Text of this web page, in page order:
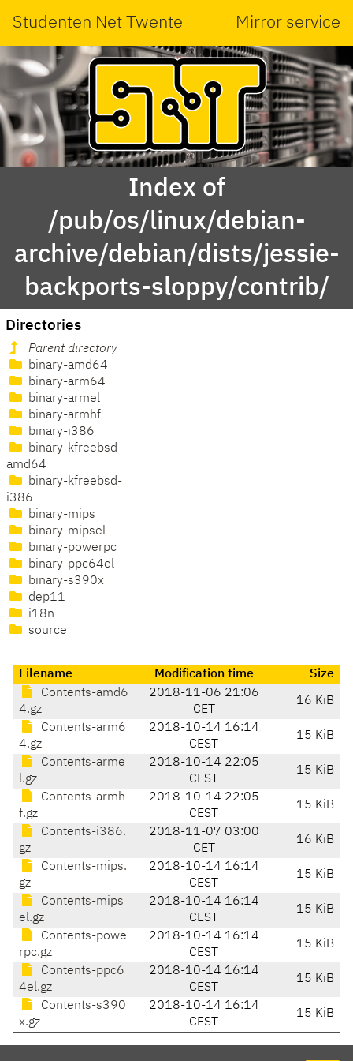
Studenten Net Twente Mirror service
Index of
/pub/os/linux/debian-
archive/debian/dists/jessie-
backports-sloppy/contrib/
Directories
Parent directory
binary-amd64
binary-arm64
binary-armel
binary-armhf
binary-i386
binary-kfreebsd-
amd64
binary-kfreebsd-
i386
binary-mips
binary-mipsel
binary-powerpc
binary-ppc64el
binary-s390x
dep11
i18n
source
Filename Modification time
Size
Contents-amd6
4.gz
2018-11-06 21:06
CET
16 KiB
Contents-arm6
4.gz
2018-10-14 16:14
CEST
15 KiB
Contents-arme
l.gz
2018-10-14 22:05
CEST
15 KiB
Contents-armh
f.gz
2018-10-14 22:05
CEST
15 KiB
Contents-i386.
gz
2018-11-07 03:00
CET
16 KiB
Contents-mips.
gz
2018-10-14 16:14
CEST
15 KiB
Contents-mips
el.gz
2018-10-14 16:14
CEST
15 KiB
Contents-powe
rpc.gz
2018-10-14 16:14
CEST
15 KiB
Contents-ppc6
4el.gz
2018-10-14 16:14
CEST
15 KiB
Contents-s390
x.gz
2018-10-14 16:14
CEST
15 KiB